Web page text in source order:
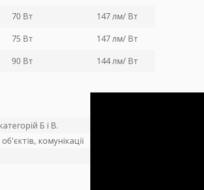
70 Вт
147 лм/ Вт
75 Вт
147 лм/ Вт
90 Вт 144 лм/ Вт
Б і В.
комунікації